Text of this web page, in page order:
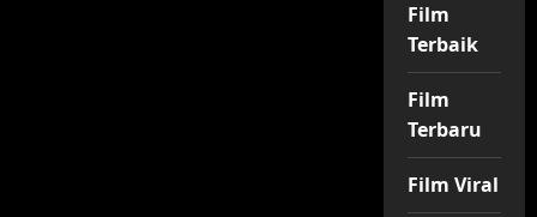
Film
Terbaik
Film
Terbaru
Film Viral